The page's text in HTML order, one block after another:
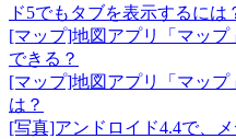
ド5でもタブを表示するには
[マップ]地図アプリ「マッ
できる？
[マップ]地図アプリ「マッ
は？
[写真]アンドロイド4.4で、